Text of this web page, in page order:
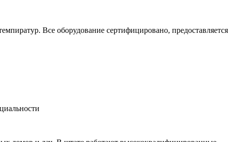
Все оборудование сертифицировано, предоставляется